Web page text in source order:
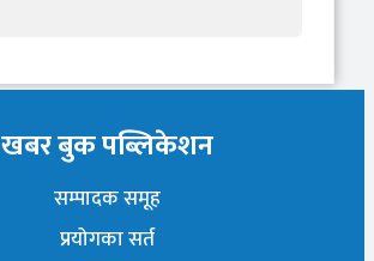
खबर बुक पब्लिकेशन
सम्पादक समूह
प्रयोगका सर्त